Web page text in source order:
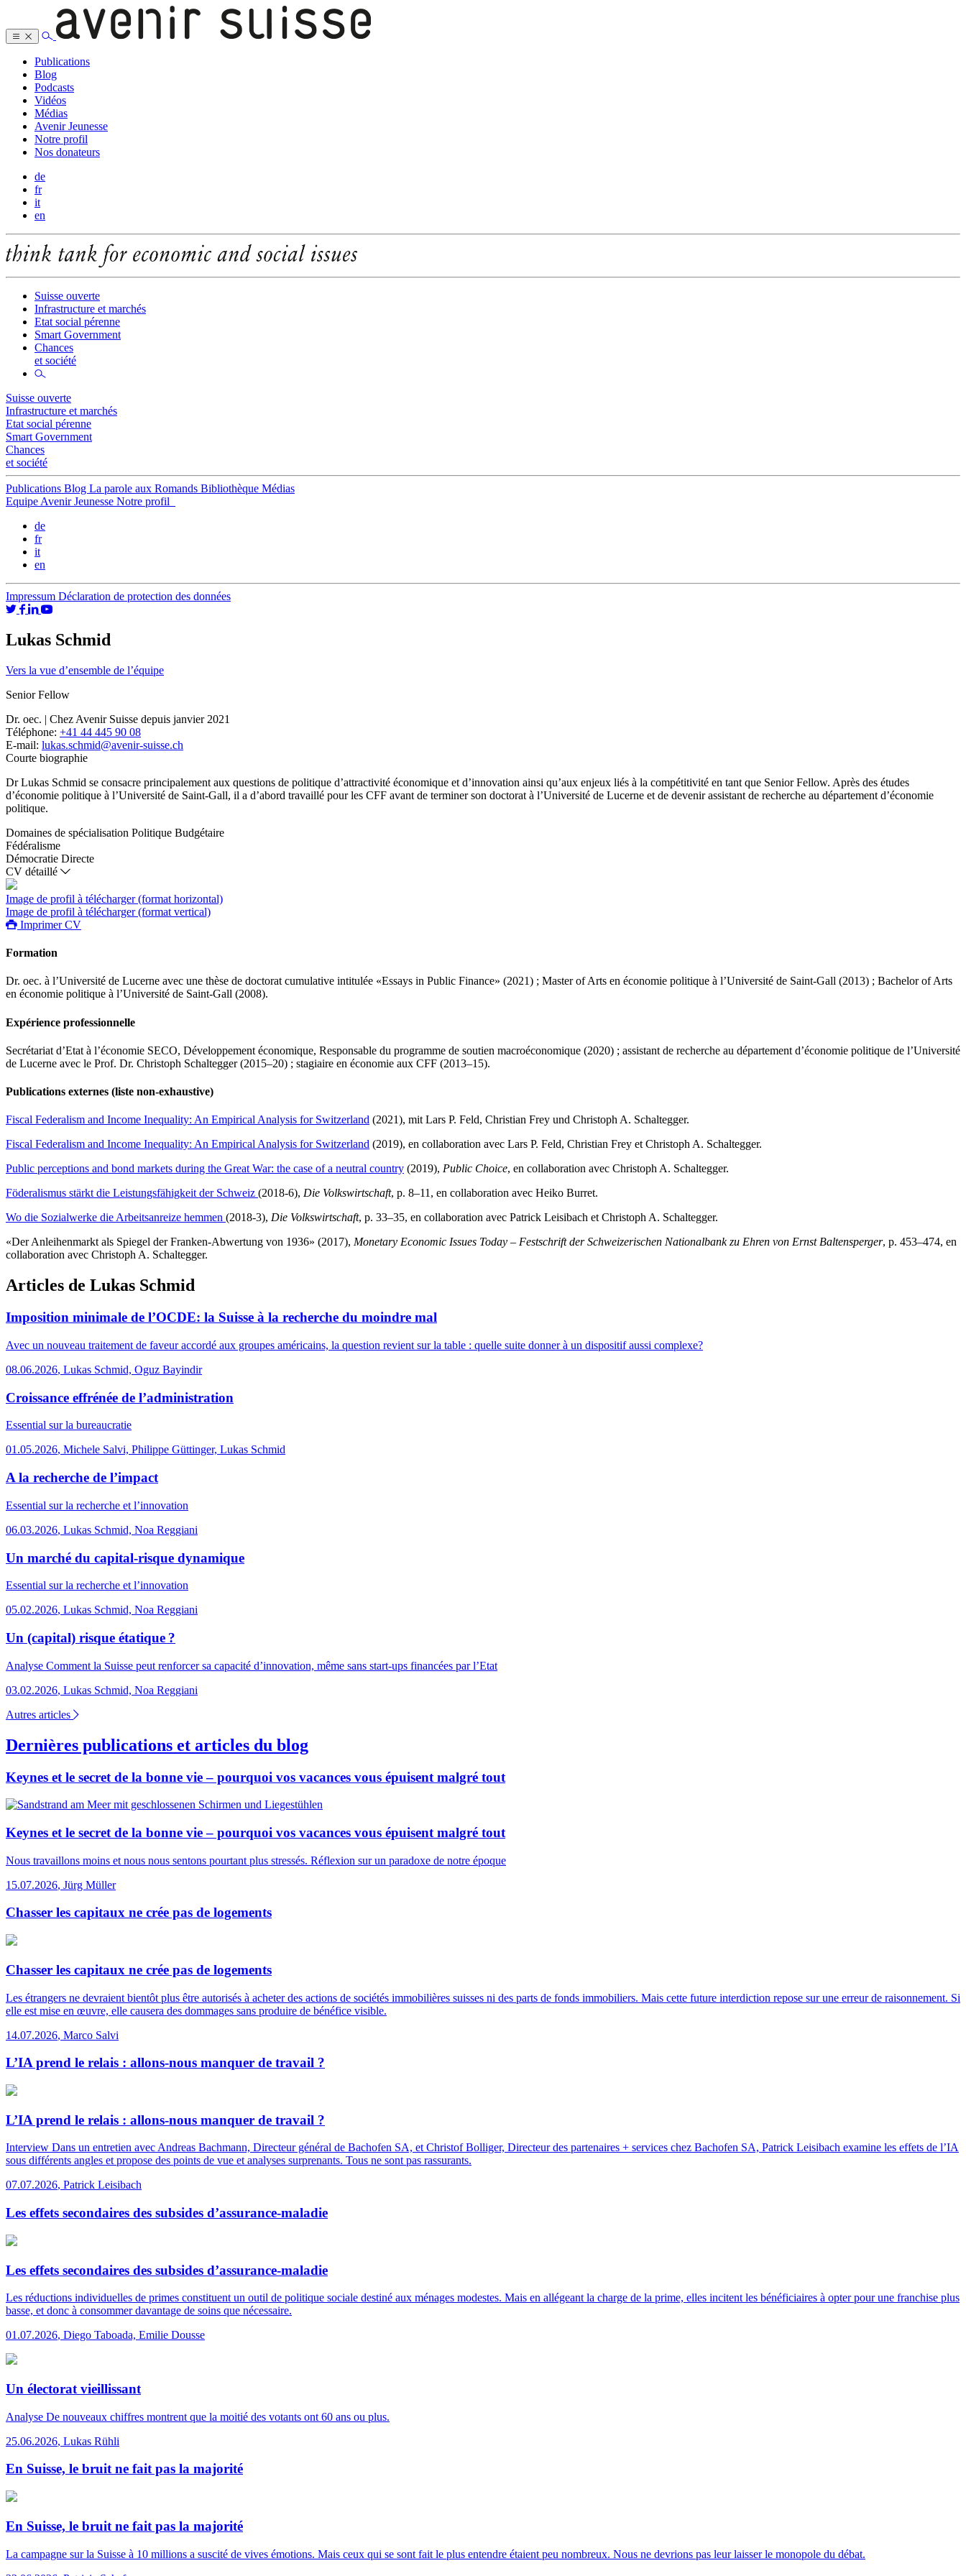
Publications
Blog
Podcasts
Vidéos
Médias
Avenir Jeunesse
Notre profil
Nos donateurs
de
fr
it
en
Suisse ouverte
Infrastructure et marchés
Etat social pérenne
Smart Government
Chances
et société
Suisse ouverte
Infrastructure et marchés
Etat social pérenne
Smart Government
Chances
et société
Publications Blog La parole aux Romands Bibliothèque Médias
Equipe Avenir Jeunesse Notre profil
de
fr
it
en
Impressum Déclaration de protection des données
Lukas Schmid
Vers la vue d’ensemble de l’équipe
Senior Fellow
Dr. oec. | Chez Avenir Suisse depuis janvier 2021
Téléphone: +41 44 445 90 08
E-mail: lukas.schmid@avenir-suisse.ch
Courte biographie
Dr Lukas Schmid se consacre principalement aux questions de politique d’attractivité économique et d’innovation ainsi qu’aux enjeux liés à la compétitivité en tant que Senior Fellow. Après des études
d’économie politique à l’Université de Saint-Gall, il a d’abord travaillé pour les CFF avant de terminer son doctorat à l’Université de Lucerne et de devenir assistant de recherche au département d’économie
politique.
Domaines de spécialisation Politique Budgétaire
Fédéralisme
Démocratie Directe
CV détaillé
Image de profil à télécharger (format horizontal)
Image de profil à télécharger (format vertical)
Imprimer CV
Formation
Dr. oec. à l’Université de Lucerne avec une thèse de doctorat cumulative intitulée «Essays in Public Finance» (2021) ; Master of Arts en économie politique à l’Université de Saint-Gall (2013) ; Bachelor of Arts
en économie politique à l’Université de Saint-Gall (2008).
Expérience professionnelle
Secrétariat d’Etat à l’économie SECO, Développement économique, Responsable du programme de soutien macroéconomique (2020) ; assistant de recherche au département d’économie politique de l’Université
de Lucerne avec le Prof. Dr. Christoph Schaltegger (2015–20) ; stagiaire en économie aux CFF (2013–15).
Publications externes (liste non-exhaustive)
Fiscal Federalism and Income Inequality: An Empirical Analysis for Switzerland (2021), mit Lars P. Feld, Christian Frey und Christoph A. Schaltegger.
Fiscal Federalism and Income Inequality: An Empirical Analysis for Switzerland (2019), en collaboration avec Lars P. Feld, Christian Frey et Christoph A. Schaltegger.
Public perceptions and bond markets during the Great War: the case of a neutral country (2019), Public Choice, en collaboration avec Christoph A. Schaltegger.
Föderalismus stärkt die Leistungsfähigkeit der Schweiz (2018-6), Die Volkswirtschaft, p. 8–11, en collaboration avec Heiko Burret.
Wo die Sozialwerke die Arbeitsanreize hemmen (2018-3), Die Volkswirtschaft, p. 33–35, en collaboration avec Patrick Leisibach et Christoph A. Schaltegger.
«Der Anleihenmarkt als Spiegel der Franken-Abwertung von 1936» (2017), Monetary Economic Issues Today – Festschrift der Schweizerischen Nationalbank zu Ehren von Ernst Baltensperger, p. 453–474, en
collaboration avec Christoph A. Schaltegger.
Articles de Lukas Schmid
Imposition minimale de l’OCDE: la Suisse à la recherche du moindre mal
Avec un nouveau traitement de faveur accordé aux groupes américains, la question revient sur la table : quelle suite donner à un dispositif aussi complexe?
08.06.2026, Lukas Schmid, Oguz Bayindir
Croissance effrénée de l’administration
Essential sur la bureaucratie
01.05.2026, Michele Salvi, Philippe Güttinger, Lukas Schmid
A la recherche de l’impact
Essential sur la recherche et l’innovation
06.03.2026, Lukas Schmid, Noa Reggiani
Un marché du capital-risque dynamique
Essential sur la recherche et l’innovation
05.02.2026, Lukas Schmid, Noa Reggiani
Un (capital) risque étatique ?
Analyse Comment la Suisse peut renforcer sa capacité d’innovation, même sans start-ups financées par l’Etat
03.02.2026, Lukas Schmid, Noa Reggiani
Autres articles
Dernières publications et articles du blog
Keynes et le secret de la bonne vie – pourquoi vos vacances vous épuisent malgré tout
Keynes et le secret de la bonne vie – pourquoi vos vacances vous épuisent malgré tout
Nous travaillons moins et nous nous sentons pourtant plus stressés. Réflexion sur un paradoxe de notre époque
15.07.2026, Jürg Müller
Chasser les capitaux ne crée pas de logements
Chasser les capitaux ne crée pas de logements
Les étrangers ne devraient bientôt plus être autorisés à acheter des actions de sociétés immobilières suisses ni des parts de fonds immobiliers. Mais cette future interdiction repose sur une erreur de raisonnement. Si
elle est mise en œuvre, elle causera des dommages sans produire de bénéfice visible.
14.07.2026, Marco Salvi
L’IA prend le relais : allons-nous manquer de travail ?
L’IA prend le relais : allons-nous manquer de travail ?
Interview Dans un entretien avec Andreas Bachmann, Directeur général de Bachofen SA, et Christof Bolliger, Directeur des partenaires + services chez Bachofen SA, Patrick Leisibach examine les effets de l’IA
sous différents angles et propose des points de vue et analyses surprenants. Tous ne sont pas rassurants.
07.07.2026, Patrick Leisibach
Les effets secondaires des subsides d’assurance-maladie
Les effets secondaires des subsides d’assurance-maladie
Les réductions individuelles de primes constituent un outil de politique sociale destiné aux ménages modestes. Mais en allégeant la charge de la prime, elles incitent les bénéficiaires à opter pour une franchise plus
basse, et donc à consommer davantage de soins que nécessaire.
01.07.2026, Diego Taboada, Emilie Dousse
Un électorat vieillissant
Analyse De nouveaux chiffres montrent que la moitié des votants ont 60 ans ou plus.
25.06.2026, Lukas Rühli
En Suisse, le bruit ne fait pas la majorité
En Suisse, le bruit ne fait pas la majorité
La campagne sur la Suisse à 10 millions a suscité de vives émotions. Mais ceux qui se sont fait le plus entendre étaient peu nombreux. Nous ne devrions pas leur laisser le monopole du débat.